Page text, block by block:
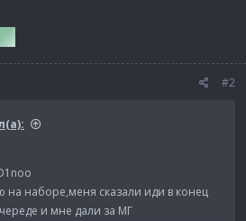
#2
наборе,меня сказали иди в конец
и мне дали за МГ